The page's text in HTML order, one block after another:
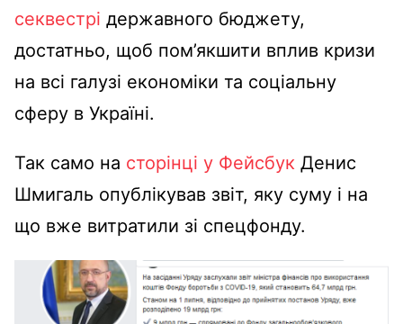
секвестрі державного бюджету,
достатньо, щоб пом’якшити вплив кризи
на всі галузі економіки та соціальну
сферу в Україні.
Так само на сторінці у Фейсбук Денис
Шмигаль опублікував звіт, яку суму і на
що вже витратили зі спецфонду.